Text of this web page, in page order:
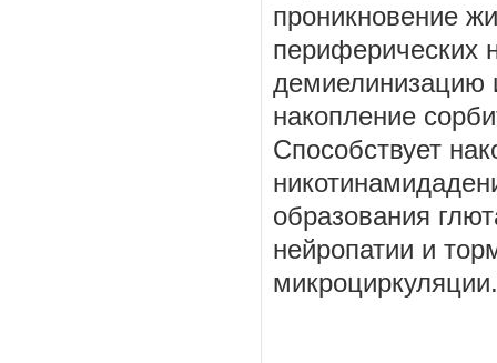
проникновение
периферических
демиелинизацию
накопление
Способствует
образования
нейропатии и
микроциркуляции.